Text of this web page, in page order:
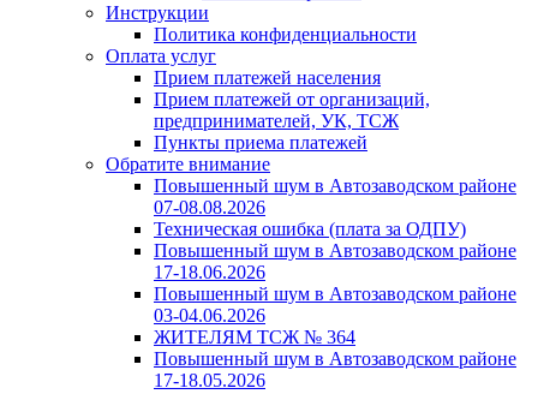
Инструкции
Политика конфиденциальности
Оплата услуг
Прием платежей населения
Прием платежей от организаций,
предпринимателей, УК, ТСЖ
Пункты приема платежей
Обратите внимание
Повышенный шум в Автозаводском районе
07-08.08.2026
Техническая ошибка (плата за ОДПУ)
Повышенный шум в Автозаводском районе
17-18.06.2026
Повышенный шум в Автозаводском районе
03-04.06.2026
ЖИТЕЛЯМ ТСЖ № 364
Повышенный шум в Автозаводском районе
17-18.05.2026